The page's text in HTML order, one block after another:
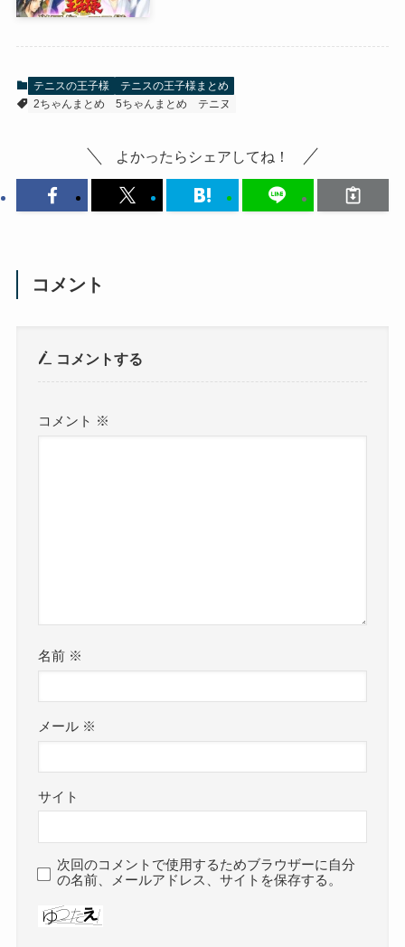
テニスの王子様
テニスの王子様まとめ
2ちゃんまとめ
5ちゃんまとめ テニヌ
よかったらシェアしてね！
コメント
コメントする
コメント ※
名前 ※
メール ※
サイト
次回のコメントで使用するためブラウザーに自分
の名前、メールアドレス、サイトを保存する。